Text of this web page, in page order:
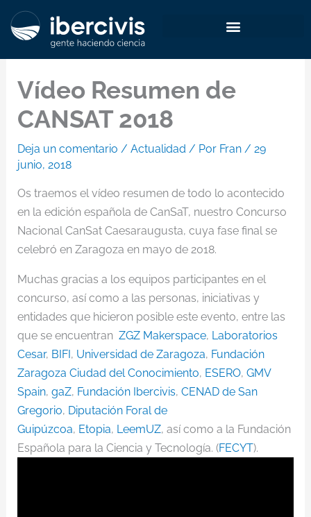
Vídeo Resumen de
CANSAT 2018
Deja un comentario / Actualidad / Por Fran / 29
junio, 2018
Os traemos el vídeo resumen de todo lo acontecido
en la edición española de CanSaT, nuestro Concurso
Nacional CanSat Caesaraugusta, cuya fase final se
celebró en Zaragoza en mayo de 2018.
Muchas gracias a los equipos participantes en el
concurso, así como a las personas, iniciativas y
entidades que hicieron posible este evento, entre las
que se encuentran ZGZ Makerspace, Laboratorios
Cesar, BIFI, Universidad de Zaragoza, Fundación
Zaragoza Ciudad del Conocimiento, ESERO, GMV
Spain, gaZ, Fundación Ibercivis, CENAD de San
Gregorio, Diputación Foral de
Guipúzcoa, Etopia, LeemUZ, así como a la Fundación
Española para la Ciencia y Tecnología. (FECYT).